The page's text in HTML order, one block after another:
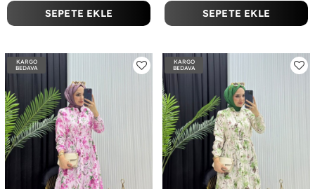
SEPETE EKLE SEPETE EKLE
KARGO
BEDAVA
KARGO
BEDAVA